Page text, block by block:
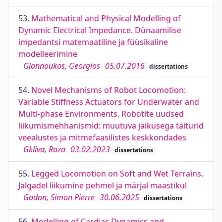
53. Mathematical and Physical Modelling of
Dynamic Electrical Impedance. Dünaamilise
impedantsi matemaatiline ja füüsikaline
modelleerimine
Giannoukos, Georgios 05.07.2016 dissertations
54. Novel Mechanisms of Robot Locomotion:
Variable Stiﬀness Actuators for Underwater and
Multi-phase Environments. Robotite uudsed
liikumismehhanismid: muutuva jäikusega täiturid
veealustes ja mitmefaasilistes keskkondades
Gkliva, Roza 03.02.2023 dissertations
55. Legged Locomotion on Soft and Wet Terrains.
Jalgadel liikumine pehmel ja märjal maastikul
Godon, Simon Pierre 30.06.2025 dissertations